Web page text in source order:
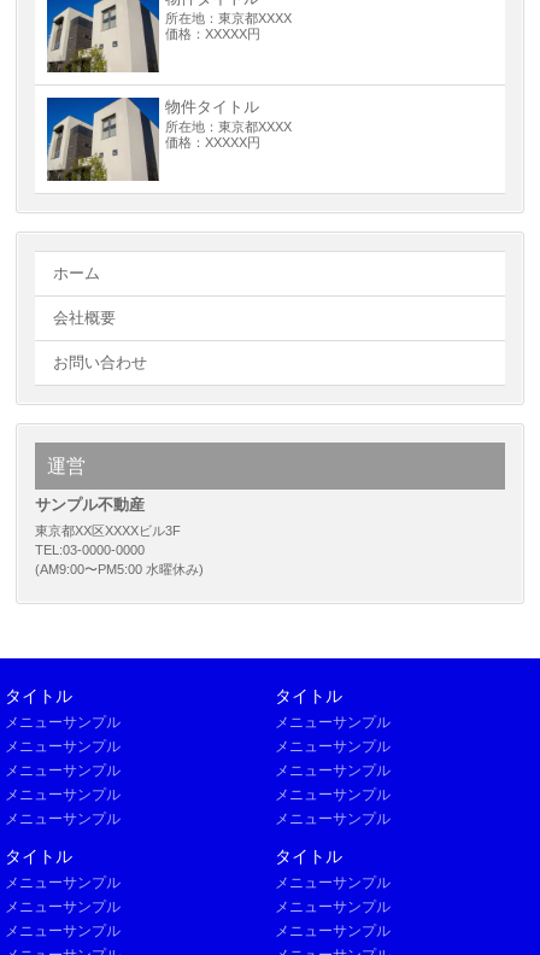
所在地：東京都XXXX
価格：XXXXX円
物件タイトル
所在地：東京都XXXX
価格：XXXXX円
ホーム
会社概要
お問い合わせ
運営
サンプル不動産
東京都XX区XXXXビル3F
TEL:03-0000-0000
(AM9:00〜PM5:00 水曜休み)
タイトル
メニューサンプル
メニューサンプル
メニューサンプル
メニューサンプル
メニューサンプル
タイトル
メニューサンプル
メニューサンプル
メニューサンプル
メニューサンプル
メニューサンプル
タイトル
メニューサンプル
メニューサンプル
メニューサンプル
タイトル
メニューサンプル
メニューサンプル
メニューサンプル